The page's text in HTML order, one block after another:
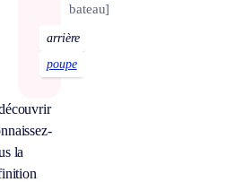
bateau]
arrière
poupe
la